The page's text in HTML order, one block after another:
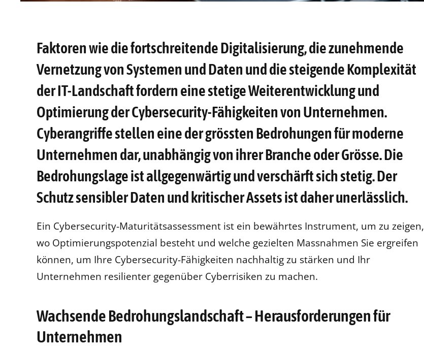
Faktoren wie die fortschreitende Digitalisierung, die zunehmende
Vernetzung von Systemen und Daten und die steigende Komplexität
der IT-Landschaft fordern eine stetige Weiterentwicklung und
Optimierung der Cybersecurity-Fähigkeiten von Unternehmen.
Cyberangriffe stellen eine der grössten Bedrohungen für moderne
Unternehmen dar, unabhängig von ihrer Branche oder Grösse. Die
Bedrohungslage ist allgegenwärtig und verschärft sich stetig. Der
Schutz sensibler Daten und kritischer Assets ist daher unerlässlich.
Ein Cybersecurity-Maturitätsassessment ist ein bewährtes Instrument, um zu zeigen,
wo Optimierungspotenzial besteht und welche gezielten Massnahmen Sie ergreifen
können, um Ihre Cybersecurity-Fähigkeiten nachhaltig zu stärken und Ihr
Unternehmen resilienter gegenüber Cyberrisiken zu machen.
Wachsende Bedrohungslandschaft – Herausforderungen für
Unternehmen